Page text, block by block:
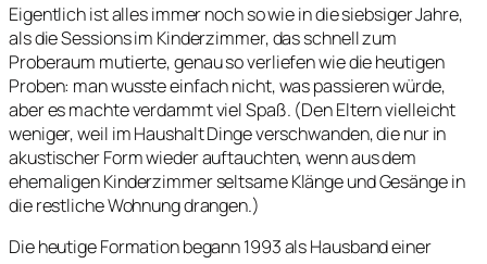
Eigentlich ist alles immer noch so wie in die siebsiger Jahre,
als die Sessions im Kinderzimmer, das schnell zum
Proberaum mutierte, genau so verliefen wie die heutigen
Proben: man wusste einfach nicht, was passieren würde,
aber es machte verdammt viel Spaß. (Den Eltern vielleicht
weniger, weil im Haushalt Dinge verschwanden, die nur in
akustischer Form wieder auftauchten, wenn aus dem
ehemaligen Kinderzimmer seltsame Klänge und Gesänge in
die restliche Wohnung drangen.)
Die heutige Formation begann 1993 als Hausband einer